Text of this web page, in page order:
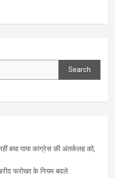
Search
बचा पाया कांग्रेस की अंतर्कलह को,
फरोख्त के नियम बदले